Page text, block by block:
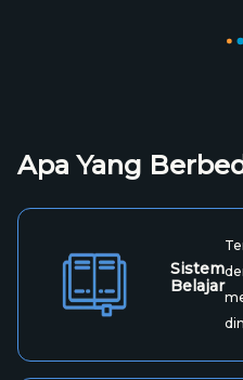
Apa Yang
Sistem
Belajar